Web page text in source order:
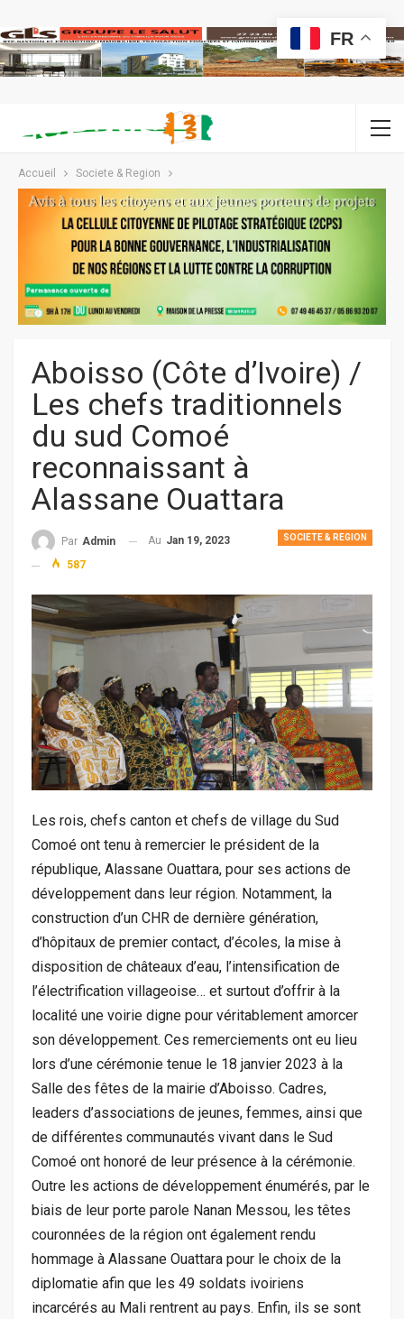
Accueil Societe & Region
Aboisso (Côte d’Ivoire) /
Les chefs traditionnels
du sud Comoé
reconnaissant à
Alassane Ouattara
SOCIETE & REGION
Par Admin Au Jan 19, 2023
587
Les rois, chefs canton et chefs de village du Sud
Comoé ont tenu à remercier le président de la
république, Alassane Ouattara, pour ses actions de
développement dans leur région. Notamment, la
construction d’un CHR de dernière génération,
d’hôpitaux de premier contact, d’écoles, la mise à
disposition de châteaux d’eau, l’intensification de
l’électrification villageoise… et surtout d’offrir à la
localité une voirie digne pour véritablement amorcer
son développement. Ces remerciements ont eu lieu
lors d’une cérémonie tenue le 18 janvier 2023 à la
Salle des fêtes de la mairie d’Aboisso. Cadres,
leaders d’associations de jeunes, femmes, ainsi que
de différentes communautés vivant dans le Sud
Comoé ont honoré de leur présence à la cérémonie.
Outre les actions de développement énumérés, par le
biais de leur porte parole Nanan Messou, les têtes
couronnées de la région ont également rendu
hommage à Alassane Ouattara pour le choix de la
diplomatie afin que les 49 soldats ivoiriens
incarcérés au Mali rentrent au pays. Enfin, ils se sont
FR